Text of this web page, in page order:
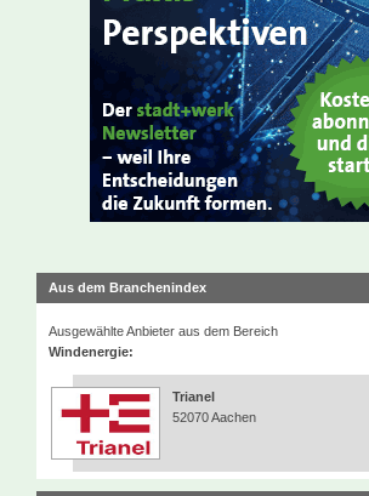
Aus dem Branchenindex
Ausgewählte Anbieter aus dem Bereich
Windenergie:
Trianel
52070 Aachen